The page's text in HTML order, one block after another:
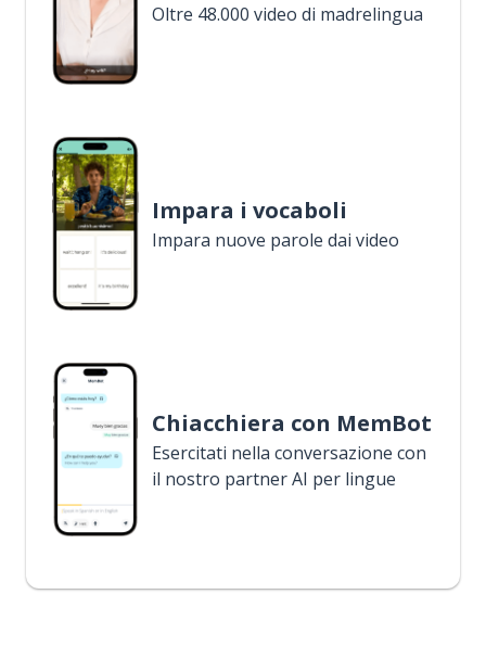
Oltre 48.000 video di madrelingua
Impara i vocaboli
Impara nuove parole dai video
Chiacchiera con MemBot
Esercitati nella conversazione con
il nostro partner AI per lingue